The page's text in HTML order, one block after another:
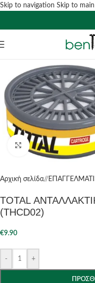
Skip to navigation Skip to
Click to enlarge
Αρχική σελίδα/
TOTAL
(THCD02)
€9.90
- +